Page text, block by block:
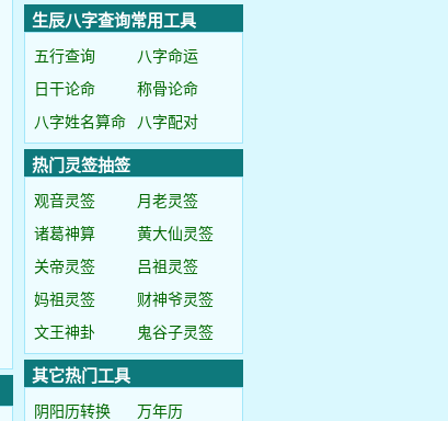
生辰八字查询常用工具
五行查询
八字命运
日干论命
称骨论命
八字姓名算命
八字配对
热门灵签抽签
观音灵签
月老灵签
诸葛神算
黄大仙灵签
关帝灵签
吕祖灵签
妈祖灵签
财神爷灵签
文王神卦
鬼谷子灵签
其它热门工具
阴阳历转换
万年历